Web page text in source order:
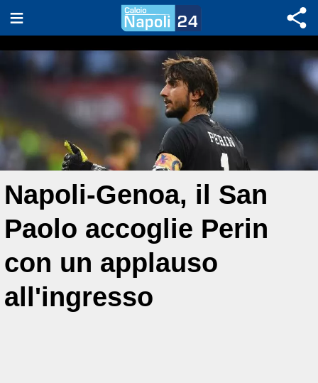
Napoli-Genoa, il San
Paolo accoglie Perin
con un applauso
all'ingresso